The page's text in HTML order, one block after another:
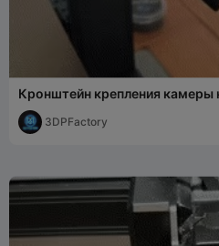
Кронштейн крепления камеры
Smart и Smart Pro CR-10
3DPFactory